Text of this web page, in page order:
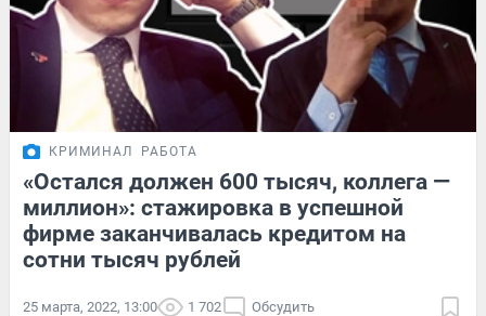
КРИМИНАЛ РАБОТА
«Остался должен 600 тысяч, коллега —
миллион»: стажировка в успешной
фирме заканчивалась кредитом на
сотни тысяч рублей
25 марта, 2022, 13:00 1 702 Обсудить